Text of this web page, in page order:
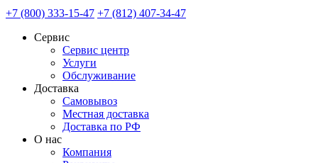
+7 (800) 333-15-47 +7 (812) 407-34-47
Сервис
Сервис центр
Услуги
Обслуживание
Доставка
Самовывоз
Местная доставка
Доставка по РФ
О нас
Компания